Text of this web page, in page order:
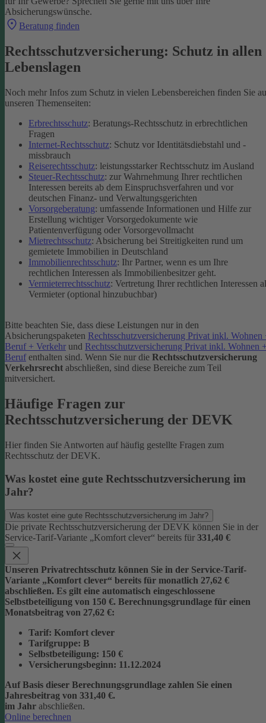
Absicherungswünsche.
Beratung finden
Rechtsschutzversicherung: Schutz in allen
Lebenslagen
Noch mehr Infos zum Schutz in vielen Lebensbereichen finden Sie
unseren Themenseiten:
Erbrechtsschutz: Beratungs-Rechtsschutz in erbrechtlichen
Fragen
Internet-Rechtsschutz: Schutz vor Identitätsdiebstahl und -
missbrauch
Reiserechtsschutz: leistungsstarker Rechtsschutz im Ausland
Steuer-Rechtsschutz: zur Wahrnehmung Ihrer rechtlichen
Interessen bereits ab dem Einspruchsverfahren und vor
deutschen Finanz- und Verwaltungsgerichten
Vorsorgeberatung: umfassende Informationen und Hilfe zur
Erstellung wichtiger Vorsorgedokumente wie
Patientenverfügung oder Vorsorgevollmacht
Mietrechtsschutz: Absicherung bei Streitigkeiten rund um
gemietete Immobilien in Deutschland
Immobilienrechtsschutz: Ihr Partner, wenn es um Ihre
rechtlichen Interessen als Immobilienbesitzer geht.
Vermieterrechtsschutz: Vertretung Ihrer rechtlichen Interessen
Vermieter (optional hinzubuchbar)
Bitte beachten Sie, dass diese Leistungen nur in den
Absicherungspaketen Rechtsschutzversicherung Privat inkl. Wohnen
Beruf + Verkehr und Rechtsschutzversicherung Privat inkl. Wohnen
Beruf enthalten sind. Wenn Sie nur die Rechtsschutzversicherung
Verkehrsrecht abschließen, sind diese Bereiche zum Teil
mitversichert.
Häufige Fragen zur
Rechtsschutzversicherung der DEVK
Hier finden Sie Antworten auf häufig gestellte Fragen zum
Rechtsschutz der DEVK.
Was kostet eine gute Rechtsschutzversicherung im
Jahr?
Was kostet eine gute Rechtsschutzversicherung im Jahr?
Die private Rechtsschutzversicherung der DEVK können Sie in der
Service-Tarif-Variante „Komfort clever“ bereits für 331,40 €
Unseren Privatrechtsschutz können Sie in der Service-Tarif-
Variante „Komfort clever“ bereits für monatlich 27,62 €
abschließen. Es gilt eine automatisch eingeschlossene
Selbstbeteiligung von 150 €. Berechnungsgrundlage für einen
Monatsbeitrag von 27,62 €:
Tarif: Komfort clever
Tarifgruppe: B
Selbstbeteiligung: 150 €
Versicherungsbeginn: 11.12.2024
Auf Basis dieser Berechnungsgrundlage zahlen Sie einen
Jahresbeitrag von 331,40 €.
im Jahr abschließen.
Online berechnen